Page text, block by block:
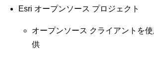
Esri オープンソース プロジェクト
オープンソース クライアントを
供